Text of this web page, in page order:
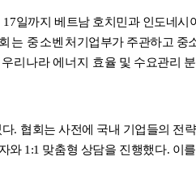
17일까지 베트남 호치민과 인도네시
는 중소벤처 기업부가 주관하고 중
우리나라 에너지 효율 및 수요관리
다. 협회는 사전에 국내 기업들의 전
와 1:1 맞춤형 상담을 진행했다. 이